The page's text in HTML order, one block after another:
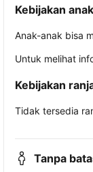
Kebijakan anak
Anak-anak bisa
Untuk melihat
Kebijakan
Tidak tersedia
Tanpa